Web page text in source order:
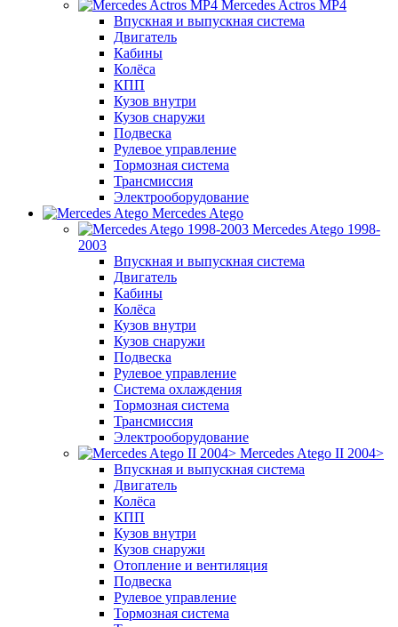
Mercedes Actros MP4
Впускная и выпускная система
Двигатель
Кабины
Колёса
КПП
Кузов внутри
Кузов снаружи
Подвеска
Рулевое управление
Тормозная система
Трансмиссия
Электрооборудование
Mercedes Atego
Mercedes Atego 1998-
2003
Впускная и выпускная система
Двигатель
Кабины
Колёса
Кузов внутри
Кузов снаружи
Подвеска
Рулевое управление
Система охлаждения
Тормозная система
Трансмиссия
Электрооборудование
Mercedes Atego II 2004>
Впускная и выпускная система
Двигатель
Колёса
КПП
Кузов внутри
Кузов снаружи
Отопление и вентиляция
Подвеска
Рулевое управление
Тормозная система